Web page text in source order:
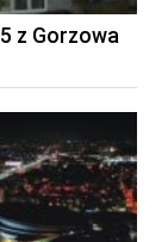
z Gorzowa